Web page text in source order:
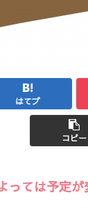
はてブ
コピー
っては予定